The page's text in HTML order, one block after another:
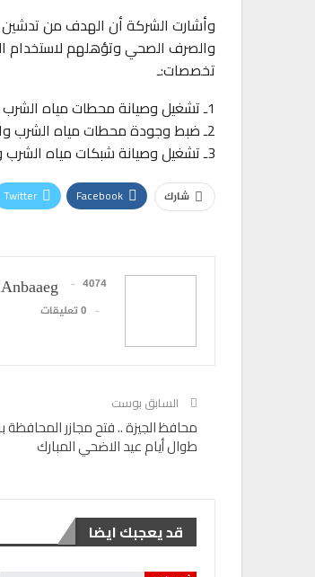
وأشارت الشركة أن الهدف من تدشين
والصرف الصحي وتؤهلهم لاستخدام
تخصصات:ـ
1ـ تشغيل وصيانة محطات مياه الشرب والصرف الصحي
2ـ ضبط وجودة محطات مياه الشرب والصرف الصحي
3ـ تشغيل وصيانة شبكات مياه الشرب والصرف الصحي
شارك Facebook
Twitter
4074 المشاركات
0 تعليقات
السابق بوست
محافظ الجيزة .. فتح مجازر المحافظة
طوال أيام عيد الاضحي المبارك
قد يعجبك ايضا